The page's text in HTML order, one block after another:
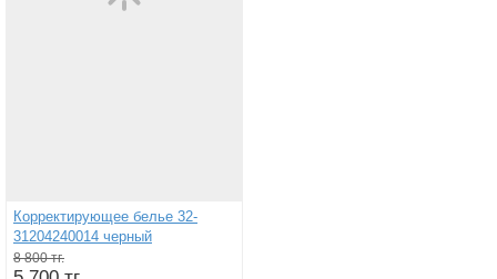
Корректирующее белье 32-
31204240014 черный
8 800 тг.